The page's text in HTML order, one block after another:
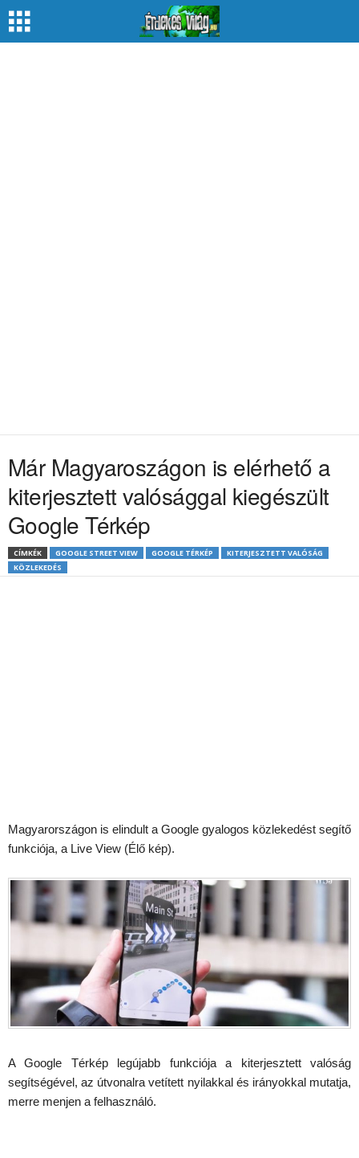
Már Magyaroszágon is elérhető a
kiterjesztett valósággal kiegészült
Google Térkép
CÍMKÉK GOOGLE STREET VIEW GOOGLE TÉRKÉP
KITERJESZTETT VALÓSÁG
KÖZLEKEDÉS
Magyarországon is elindult a Google gyalogos közlekedést segítő
funkciója, a Live View (Élő kép).
A Google Térkép legújabb funkciója a kiterjesztett valóság
segítségével, az útvonalra vetített nyilakkal és irányokkal mutatja,
merre menjen a felhasználó.